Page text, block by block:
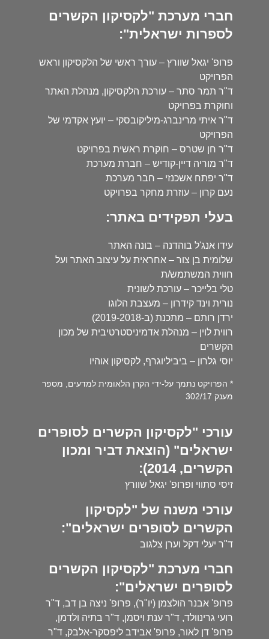
חברי מערכת "לקסיקון הקשרים
לספרות ישראלית":
פרופ' יגאל שוורץ – עורך ראשי של הלקסיקון וראש
הפרויקט
ד"ר תמר סתר – עורכת הלקסיקון, מנהלת האתר
וחוקרת בפרויקט
ד"ר איתי מרינברג-מיליקובסקי – יועץ אקדמי של
הפרויקט
ד"ר חן שטרס – חוקרת ראשית בפרויקט
ד"ר מוריה דיין-קודיש – חברת מערכת
ד"ר יפתח אשכנזי – חבר מערכת
נעם קרון – עוזרת מחקר בפרויקט
בעלי תפקידים באתר:
עידו אנג'ל בוהדנה – בונה האתר
שלומית בן צור – אחראית על עיצוב האתר ועל
חווית המשתמש/ת
טלי בלייכר – עורכת לשונית
נורית וינד קידרון – מעצבת הלוגו
ירדן רותם – מתכנת (ב-2019-2018)
רווית לוין – מנהלת אדמיניסטרטיבית של מכון
הקשרים
יוסי גלרון – ביביליוגרף, לקסיקון אוהיו
* הפרויקט נתמך על-ידי הקרן הלאומית למדעים, מספר
מענק 302/17
עורכי "לקסיקון הקשרים לסופרים
ישראלים" (הוצאת דביר ומכון
הקשרים, 2014):
זיסי סתווי ופרופ' יגאל שוורץ
עורכי משנה של "לקסיקון
הקשרים לסופרים ישראלים":
ד"ר יעלי דקל וערן צלגוב
חברי מערכת "לקסיקון הקשרים
לסופרים ישראלים":
פרופ' אבנר הולצמן (יו"ר), פרופ' ניצה בן דב, ד"ר
רועי גרינוולד, ד"ר ענת ויסמן, ד"ר בתיה ולדמן,
פרופ' דן לאור, פרופ' אבידב ליפסקר-אלבק, ד"ר